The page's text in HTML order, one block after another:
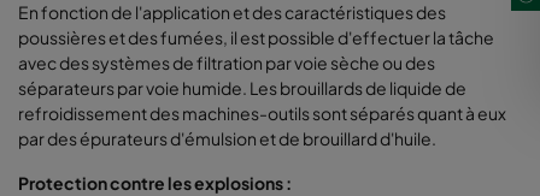
En fonction de l'application et des caractéristiques des
poussières et des fumées, il est possible d'effectuer la tâche
avec des systèmes de filtration par voie sèche ou des
séparateurs par voie humide. Les brouillards de liquide de
refroidissement des machines-outils sont séparés quant à eux
par des épurateurs d'émulsion et de brouillard d'huile.
Protection contre les explosions :